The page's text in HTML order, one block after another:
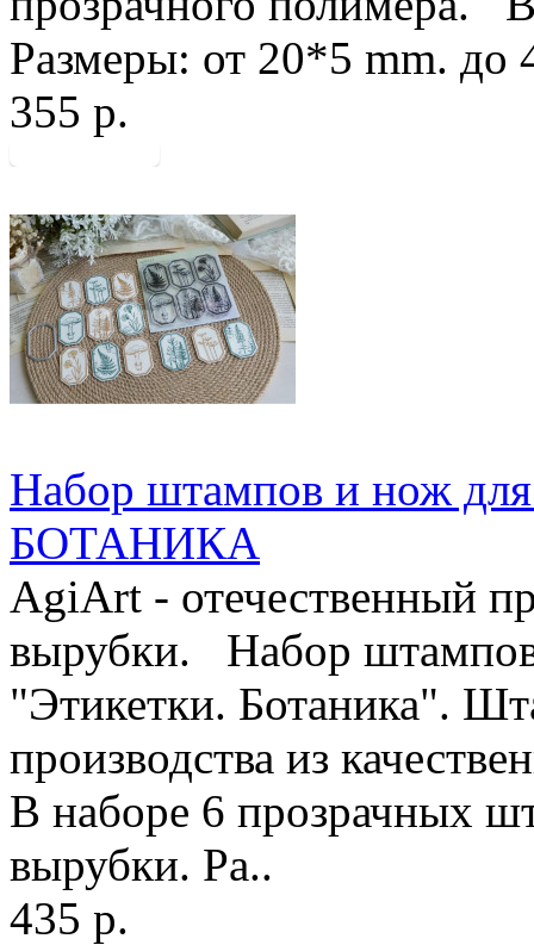
Размеры: от 20*5 mm.
355 р.
Набор штампов и нож
БОТАНИКА
AgiArt - отечественный
вырубки. Набор
"Этикетки. Ботаника".
производства из
В наборе 6 прозрачных
вырубки. Ра..
435 р.